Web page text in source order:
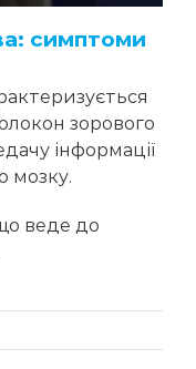
симптоми
зорового
інформації
мозку.
веде до